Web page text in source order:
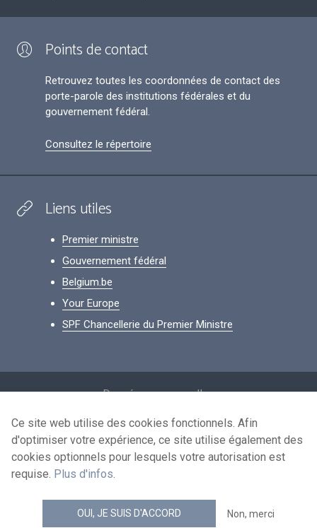
Points de contact
Retrouvez toutes les coordonnées de contact des
porte-parole des institutions fédérales et du
gouvernement fédéral.
Consultez le répertoire
Liens utiles
Premier ministre
Gouvernement fédéral
Belgium.be
Your Europe
SPF Chancellerie du Premier Ministre
Données personnelles
Conditions de réutilisation
Contactez-nous
news.belgium flux RSS
Ce site web utilise des cookies fonctionnels. Afin
d'optimiser votre expérience, ce site utilise également des
cookies optionnels pour lesquels votre autorisation est
requise. Plus d'infos.
OUI, JE SUIS D'ACCORD Non, merci